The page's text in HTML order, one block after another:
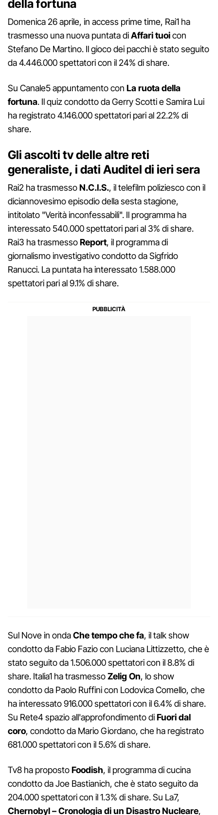
della fortuna
Domenica 26 aprile, in access prime time, Rai1 ha
trasmesso una nuova puntata diAffari tuoicon
Stefano De Martino. Il gioco dei pacchi è stato seguito
da 4.446.000 spettatori con il 24% di share.
Su Canale5 appuntamento con La ruota della
fortuna. Il quiz condotto da Gerry Scotti e Samira Lui
ha registrato 4.146.000 spettatori pari al 22.2% di
share.
Gli ascolti tv delle altre reti
generaliste, i dati Auditel di ieri sera
Rai2 ha trasmessoN.C.I.S., il telefilm poliziesco con il
diciannovesimo episodio della sesta stagione,
intitolato "Verità inconfessabili". Il programma ha
interessato 540.000 spettatori pari al 3% di share.
Rai3 ha trasmessoReport, il programma di
giornalismo investigativo condotto da Sigfrido
Ranucci. La puntata ha interessato 1.588.000
spettatori pari al 9.1% di share.
Sul Nove in ondaChe tempo che fa, il talk show
condotto da Fabio Fazio con Luciana Littizzetto, che è
stato seguito da 1.506.000 spettatori con il 8.8% di
share. Italia1 ha trasmessoZelig On, lo show
condotto da Paolo Ruffini con Lodovica Comello, che
ha interessato 916.000 spettatori con il 6.4% di share.
Su Rete4 spazio all'approfondimento diFuori dal
coro, condotto da Mario Giordano, che ha registrato
681.000 spettatori con il 5.6% di share.
Tv8 ha propostoFoodish, il programma di cucina
condotto da Joe Bastianich, che è stato seguito da
204.000 spettatori con il 1.3% di share. Su La7,
Chernobyl – Cronologia di un Disastro Nucleare,